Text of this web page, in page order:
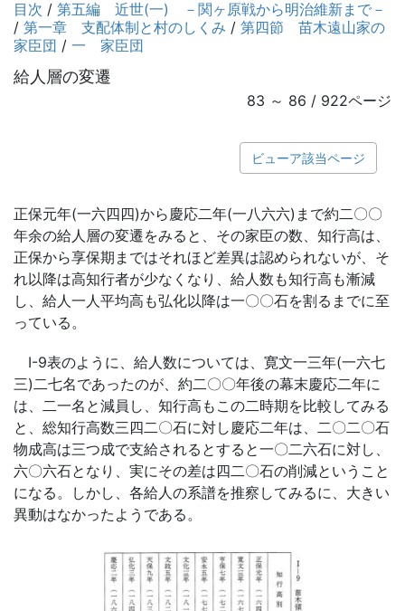
目次 / 第五編 近世(一) －関ヶ原戦から明治維新まで－
/ 第一章 支配体制と村のしくみ / 第四節 苗木遠山家の
家臣団 / 一 家臣団
給人層の変遷
83 ～ 86 / 922ページ
ビューア該当ページ
正保元年(一六四四)から慶応二年(一八六六)まで約二〇〇
年余の給人層の変遷をみると、その家臣の数、知行高は、
正保から享保期まではそれほど差異は認められないが、そ
れ以降は高知行者が少なくなり、給人数も知行高も漸減
し、給人一人平均高も弘化以降は一〇〇石を割るまでに至
っている。
Ⅰ-9表のように、給人数については、寛文一三年(一六七
三)二七名であったのが、約二〇〇年後の幕末慶応二年に
は、二一名と減員し、知行高もこの二時期を比較してみる
と、総知行高数三四二〇石に対し慶応二年は、二〇二〇石
物成高は三つ成で支給されるとすると一〇二六石に対し、
六〇六石となり、実にその差は四二〇石の削減ということ
になる。しかし、各給人の系譜を推察してみるに、大きい
異動はなかったようである。